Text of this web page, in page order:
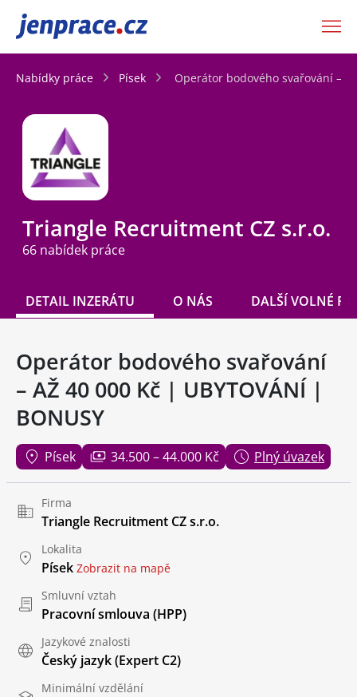
JenPráce.cz
Nabídky práce Písek Operátor bodového svařování –
Triangle Recruitment CZ s.r.o.
66 nabídek práce
DETAIL INZERÁTU O NÁS DALŠÍ VOLNÉ
Operátor bodového svařování
– AŽ 40 000 Kč | UBYTOVÁNÍ |
BONUSY
Písek 34.500 – 44.000 Kč Plný úvazek
Firma
Triangle Recruitment CZ s.r.o.
Lokalita
Písek Zobrazit na mapě
Smluvní vztah
Pracovní smlouva (HPP)
Jazykové znalosti
Český jazyk(Expert C2)
Minimální vzdělání